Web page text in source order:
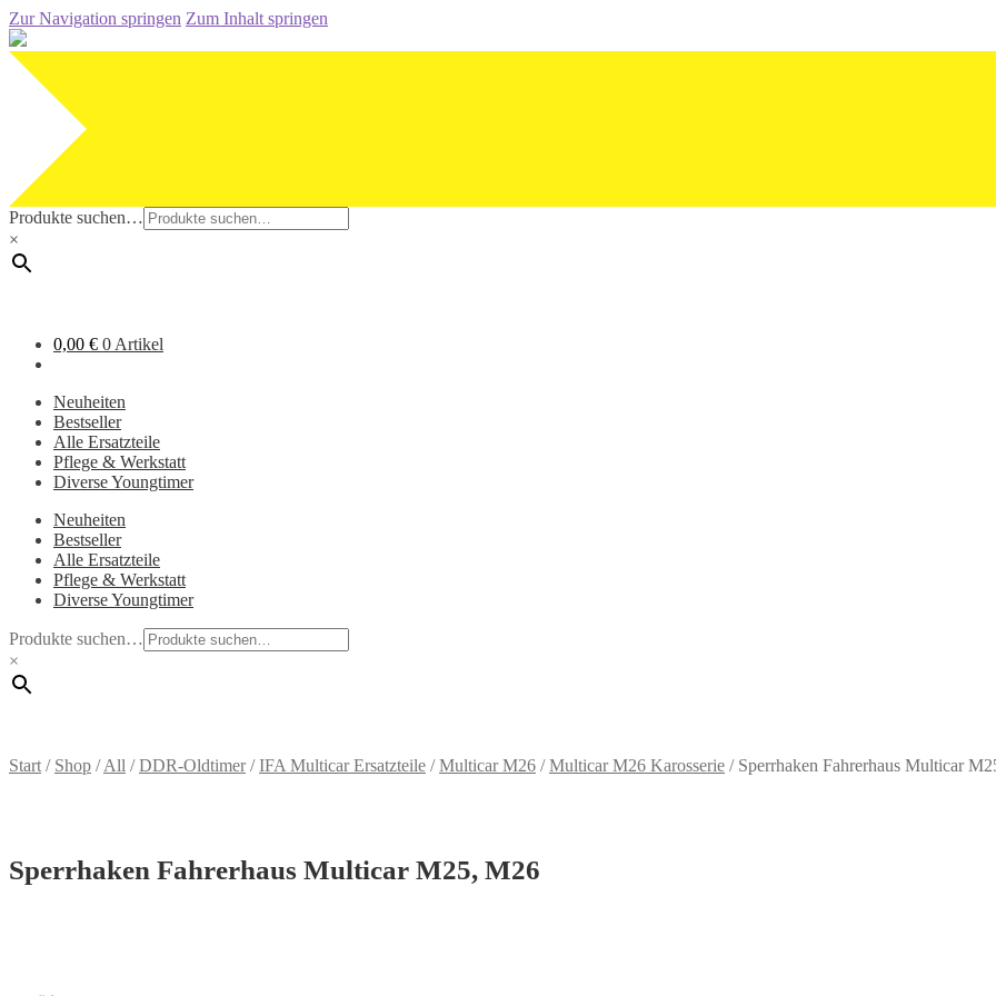
Zur Navigation springen Zum Inhalt springen
Produkte suchen…
×
0,00 € 0 Artikel
Neuheiten
Bestseller
Alle Ersatzteile
Pflege & Werkstatt
Diverse Youngtimer
Neuheiten
Bestseller
Alle Ersatzteile
Pflege & Werkstatt
Diverse Youngtimer
Produkte suchen…
×
Start / Shop /All /DDR-Oldtimer/IFA Multicar Ersatzteile /Multicar M26 /Multicar M26 Karosserie / Sperrhaken Fahrerhaus Multicar
Sperrhaken Fahrerhaus Multicar M25, M26